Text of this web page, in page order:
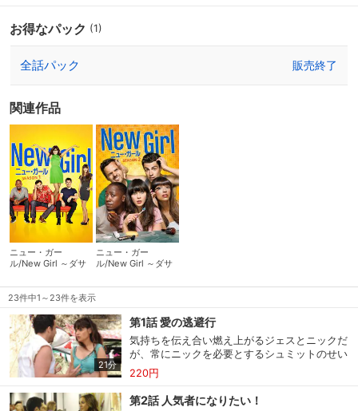
お得なパック (1)
全話パック 販売終了
関連作品
ニュー・ガー
ル/New Girl ～ダサ
ーズン1
ニュー・ガー
ル/New Girl ～ダサ
ーズン2
23件中1～23件を表示
21分
第1話 愛の逃避行
気持ちを伝え合い燃え上がるジェスとニックだ
が、常にニックを必要とするシュミットのせい
で、このままではすぐに破局してしまうと悟り
アパートから逃げ出すことにする。
220円
第2話 人気者になりたい！